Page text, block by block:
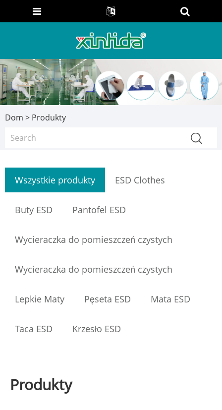
Dom > Produkty
Wszystkie produkty ESD Clothes
Buty ESD Pantofel ESD
Wycieraczka do pomieszczeń czystych
Wycieraczka do pomieszczeń czystych
Lepkie Maty Pęseta ESD Mata ESD
Taca ESD Krzesło ESD
Produkty